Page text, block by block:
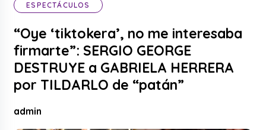
ESPECTÁCULOS
“Oye ‘tiktokera’, no me interesaba
firmarte”: SERGIO GEORGE
DESTRUYE a GABRIELA HERRERA
por TILDARLO de “patán”
admin